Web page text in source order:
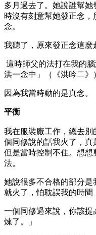
多月過去了。她說誰幫
時沒有刻意幫她發正念
念。
我聽了，原來發正念這麼
這時師父的法打在我的
洪一念中」（《洪吟二》
因為我當時動的是真念。
平衡
我在服裝廠工作，總去
個同修說的話我火了，真
但是當時控制不住。想
法。
她說很多不合格的部分
就火了，怕耽誤我的時間
一個同修過來說，你該提
煉了。」